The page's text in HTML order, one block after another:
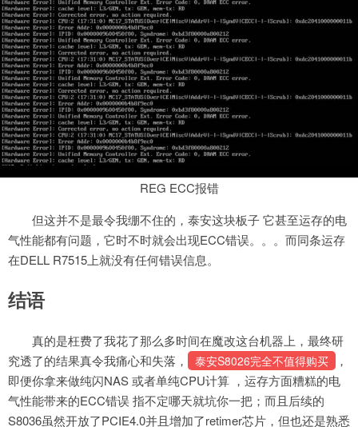
REG ECC报错
但这并不是最令我绷不住的，泰安这块板子 它甚至运存的电
气性能都有问题，它时不时就会出现ECC错误。。。而同条运存
在DELL R7515上就没有任何错误信息。
结语
真的是枉费了我花了那么多时间在魔改这台机器上，最终研
究透了的结果真令我痛心和失落，
泰安S8026完全不值得购买
，
即便你拿来做纯闪NAS 或者单纯CPU计算 ，运存方面糟糕的电
气性能带来的ECC错误 指不定哪天就坑你一把；而且后续的
S8036虽然开放了PCIE4.0并且增加了retimer芯片，但也还是熟悉